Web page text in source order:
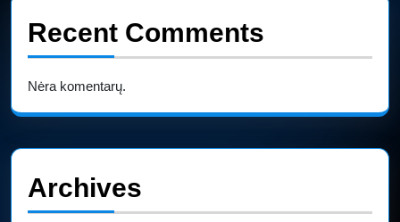
Recent Comments
Nėra komentarų.
Archives